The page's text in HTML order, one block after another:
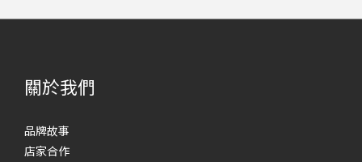
關於我們
品牌故事
店家合作